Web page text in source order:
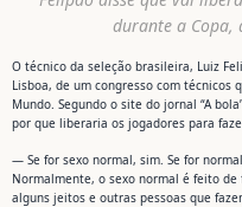
durante a Copa,
O técnico da seleção brasileira, Luiz
Lisboa, de um congresso com técnicos
Mundo. Segundo o site do jornal “A
por que liberaria os jogadores para
— Se for sexo normal, sim. Se for
Normalmente, o sexo normal é feito
alguns jeitos e outras pessoas que